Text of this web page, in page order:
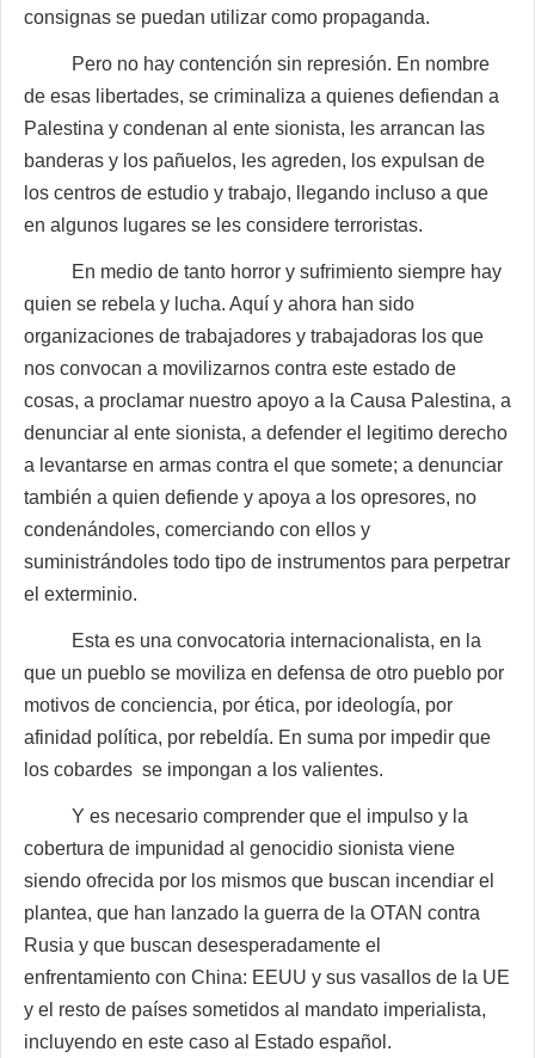
consignas se puedan utilizar como propaganda.
Pero no hay contención sin represión. En nombre
de esas libertades, se criminaliza a quienes defiendan a
Palestina y condenan al ente sionista, les arrancan las
banderas y los pañuelos, les agreden, los expulsan de
los centros de estudio y trabajo, llegando incluso a que
en algunos lugares se les considere terroristas.
En medio de tanto horror y sufrimiento siempre hay
quien se rebela y lucha. Aquí y ahora han sido
organizaciones de trabajadores y trabajadoras los que
nos convocan a movilizarnos contra este estado de
cosas, a proclamar nuestro apoyo a la Causa Palestina, a
denunciar al ente sionista, a defender el legitimo derecho
a levantarse en armas contra el que somete; a denunciar
también a quien defiende y apoya a los opresores, no
condenándoles, comerciando con ellos y
suministrándoles todo tipo de instrumentos para perpetrar
el exterminio.
Esta es una convocatoria internacionalista, en la
que un pueblo se moviliza en defensa de otro pueblo por
motivos de conciencia, por ética, por ideología, por
afinidad política, por rebeldía. En suma por impedir que
los cobardes se impongan a los valientes.
Y es necesario comprender que el impulso y la
cobertura de impunidad al genocidio sionista viene
siendo ofrecida por los mismos que buscan incendiar el
plantea, que han lanzado la guerra de la OTAN contra
Rusia y que buscan desesperadamente el
enfrentamiento con China: EEUU y sus vasallos de la UE
y el resto de países sometidos al mandato imperialista,
incluyendo en este caso al Estado español.